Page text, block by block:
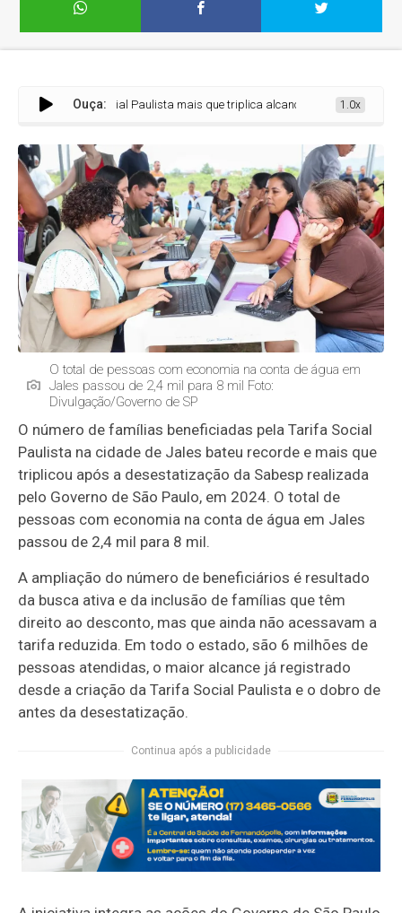
Ouça:
Tarifa Social Paulista mais que triplica alcance e bate recorde de 8 mil
1.0x
O total de pessoas com economia na conta de água em
Jales passou de 2,4 mil para 8 mil Foto:
Divulgação/Governo de SP
O número de famílias beneficiadas pela Tarifa Social
Paulista na cidade de Jales bateu recorde e mais que
triplicou após a desestatização da Sabesp realizada
pelo Governo de São Paulo, em 2024. O total de
pessoas com economia na conta de água em Jales
passou de 2,4 mil para 8 mil.
A ampliação do número de beneficiários é resultado
da busca ativa e da inclusão de famílias que têm
direito ao desconto, mas que ainda não acessavam a
tarifa reduzida. Em todo o estado, são 6 milhões de
pessoas atendidas, o maior alcance já registrado
desde a criação da Tarifa Social Paulista e o dobro de
antes da desestatização.
Continua após a publicidade